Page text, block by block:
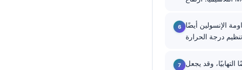
الإنسولين أيضًا
وقد يجعل